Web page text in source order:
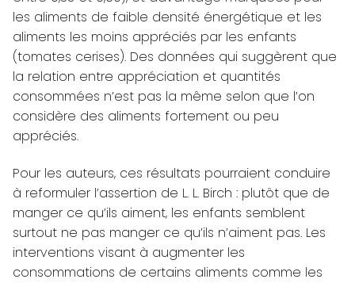
les aliments de faible densité énergétique et les
aliments les moins appréciés par les enfants
(tomates cerises). Des données qui suggèrent que
la relation entre appréciation et quantités
consommées n’est pas la même selon que l’on
considère des aliments fortement ou peu
appréciés.
Pour les auteurs, ces résultats pourraient conduire
à reformuler l’assertion de L. L. Birch : plutôt que de
manger ce qu’ils aiment, les enfants semblent
surtout ne pas manger ce qu’ils n’aiment pas. Les
interventions visant à augmenter les
consommations de certains aliments comme les